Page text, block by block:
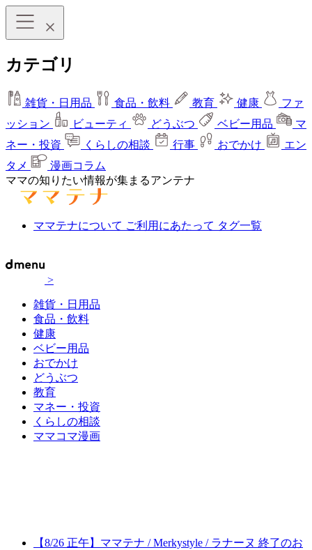
カテゴリ
雑貨・日用品 食品・飲料 教育 健康
ファ
ッション
ビューティ どうぶつ ベビー用品
マ
ネー・投資
くらしの相談 行事 おでかけ
エン
タメ
漫画コラム
ママの知りたい情報が集まるアンテナ
ママテナについて ご利用にあたって タグ一覧
>
雑貨・日用品
食品・飲料
健康
ベビー用品
おでかけ
どうぶつ
教育
マネー・投資
くらしの相談
ママコマ漫画
【8/26 正午】ママテナ / Merkystyle / ラナーヌ 終了のお